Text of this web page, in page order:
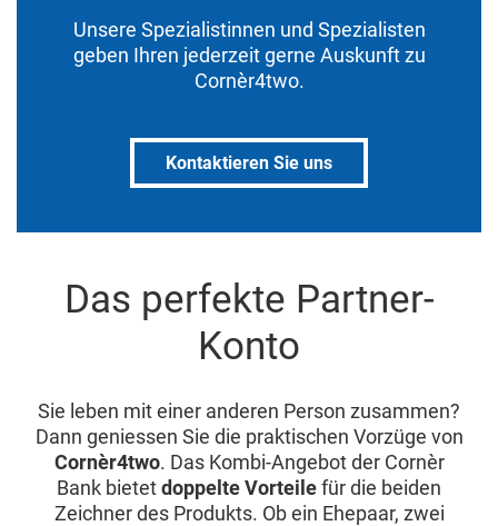
Unsere Spezialistinnen und Spezialisten
geben Ihren jederzeit gerne Auskunft zu
Cornèr4two.
Kontaktieren Sie uns
Das perfekte Partner-
Konto
Sie leben mit einer anderen Person zusammen?
Dann geniessen Sie die praktischen Vorzüge von
Cornèr4two. Das Kombi-Angebot der Cornèr
Bank bietetdoppelte Vorteilefür die beiden
Zeichner des Produkts. Ob ein Ehepaar, zwei